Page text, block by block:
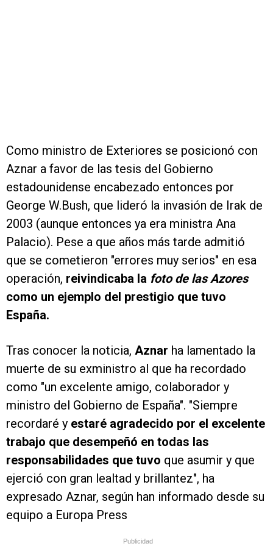
Como ministro de Exteriores se posicionó con
Aznar a favor de las tesis del Gobierno
estadounidense encabezado entonces por
George W.Bush, que lideró la invasión de Irak de
2003 (aunque entonces ya era ministra Ana
Palacio). Pese a que años más tarde admitió
que se cometieron "errores muy serios" en esa
operación, reivindicaba la foto de las Azores
como un ejemplo del prestigio que tuvo
España.
Tras conocer la noticia, Aznar ha lamentado la
muerte de su exministro al que ha recordado
como "un excelente amigo, colaborador y
ministro del Gobierno de España". "Siempre
recordaré y estaré agradecido por el excelente
trabajo que desempeñó en todas las
responsabilidades que tuvo que asumir y que
ejerció con gran lealtad y brillantez", ha
expresado Aznar, según han informado desde su
equipo a Europa Press
Publicidad